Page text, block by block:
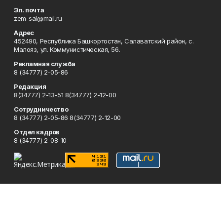
Эл. почта
zem_sal@mail.ru
Адрес
452490, Республика Башкортостан, Салаватский район, с.
Малояз, ул. Коммунистическая, 56.
Рекламная служба
8 (34777) 2-05-86
Редакция
8(34777) 2-13-51 8(34777) 2-12-00
Сотрудничество
8 (34777) 2-05-86 8(34777) 2-12-00
Отдел кадров
8 (34777) 2-08-10